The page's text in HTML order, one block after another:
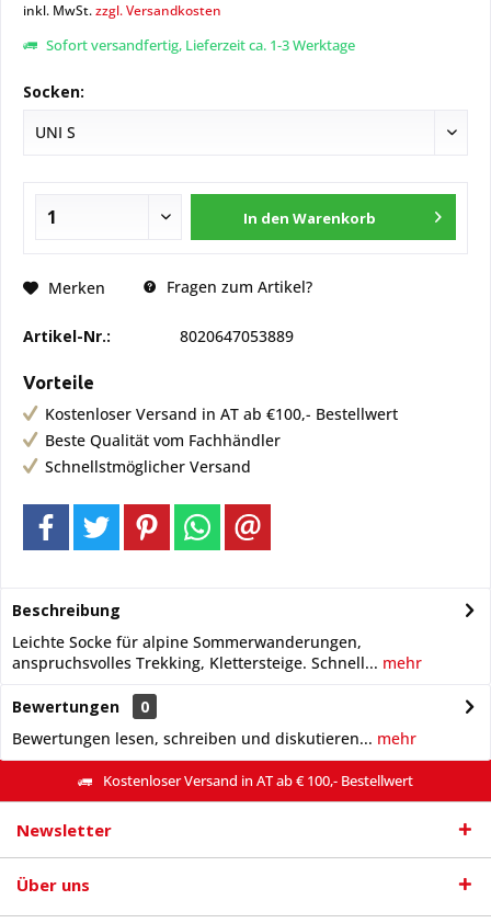
inkl. MwSt.zzgl. Versandkosten
Sofort versandfertig, Lieferzeit ca. 1-3 Werktage
Socken:
In den Warenkorb
Merken Fragen zum Artikel?
Artikel-Nr.: 8020647053889
Vorteile
Kostenloser Versand in AT ab €100,- Bestellwert
Beste Qualität vom Fachhändler
Schnellstmöglicher Versand
Beschreibung
Leichte Socke für alpine Sommerwanderungen,
anspruchsvolles Trekking, Klettersteige. Schnell... mehr
Bewertungen
0
Bewertungen lesen, schreiben und diskutieren... mehr
Kostenloser Versand in AT ab € 100,- Bestellwert
Newsletter
Über uns